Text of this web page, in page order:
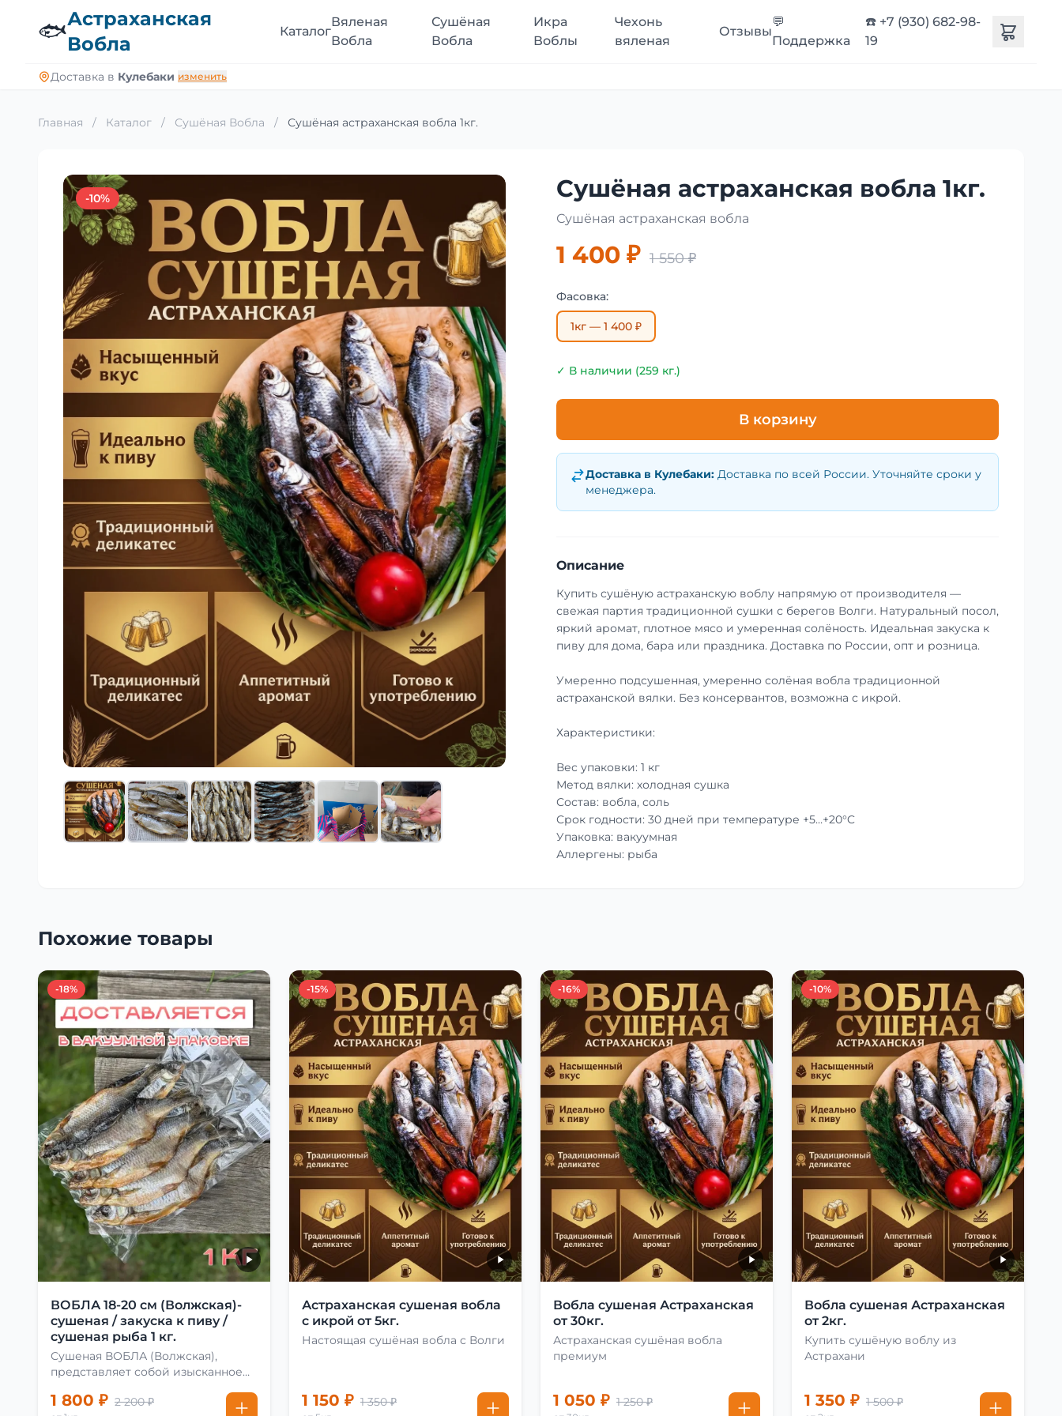
🐟Астраханская
Вобла
Каталог
Вяленая
Вобла
Сушёная
Вобла
Икра
Воблы
Чехонь
вяленая
Отзывы
💬
Поддержка
☎️ +7 (930) 682-98-
19
Доставка в Кулебаки изменить
Главная / Каталог / Сушёная Вобла / Сушёная астраханская вобла 1кг.
-10% Сушёная астраханская вобла 1кг.
Сушёная астраханская вобла
1 400 ₽ 1 550 ₽
Фасовка:
1кг — 1 400 ₽
✓ В наличии (259 кг.)
В корзину
Доставка в Кулебаки: Доставка по всей России. Уточняйте сроки у
менеджера.
Описание
Купить сушёную астраханскую воблу напрямую от производителя —
свежая партия традиционной сушки с берегов Волги. Натуральный посол,
яркий аромат, плотное мясо и умеренная солёность. Идеальная закуска к
пиву для дома, бара или праздника. Доставка по России, опт и розница.
Умеренно подсушенная, умеренно солёная вобла традиционной
астраханской вялки. Без консервантов, возможна с икрой.
Характеристики:
Вес упаковки: 1 кг
Метод вялки: холодная сушка
Состав: вобла, соль
Срок годности: 30 дней при температуре +5…+20°C
Упаковка: вакуумная
Аллергены: рыба
Похожие товары
-18%
ВОБЛА 18-20 см (Волжская)-
сушеная / закуска к пиву /
сушеная рыба 1 кг.
Сушеная ВОБЛА (Волжская),
представляет собой изысканное
удовлетворить даже самых
1 800 ₽ 2 200 ₽
-15%
Астраханская сушеная вобла
с икрой от 5кг.
Настоящая сушёная вобла с Волги
1 150 ₽ 1 350 ₽
-16%
Вобла сушеная Астраханская
от 30кг.
Астраханская сушёная вобла
премиум
1 050 ₽ 1 250 ₽
-10%
Вобла сушеная Астраханская
от 2кг.
Купить сушёную воблу из
Астрахани
1 350 ₽ 1 500 ₽